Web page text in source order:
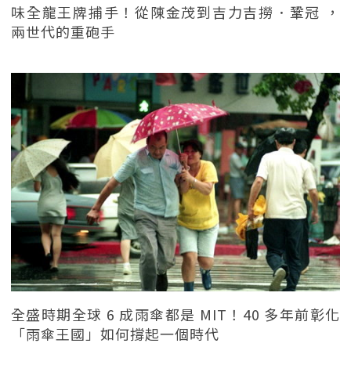
味全龍王牌捕手！從陳金茂到吉力吉撈．鞏冠 ，
兩世代的重砲手
全盛時期全球 6 成雨傘都是 MIT！40 多年前彰化
「雨傘王國」如何撐起一個時代